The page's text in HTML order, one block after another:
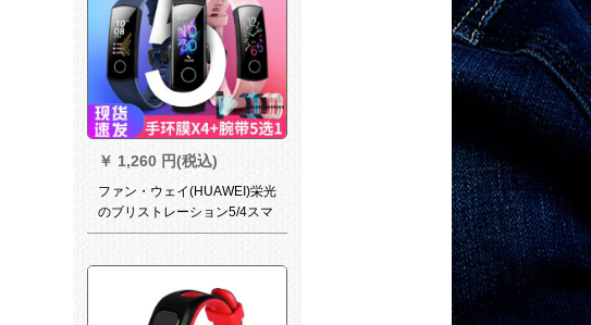
￥ 1,260 円(税込)
ファン・ウェイ(HUAWEI)栄光
のブリストレーション5/4スマ
ット5/4ストップスポーツスポ
ースコースコースコース全触
控防水泳動姿勢識別水泳歩数